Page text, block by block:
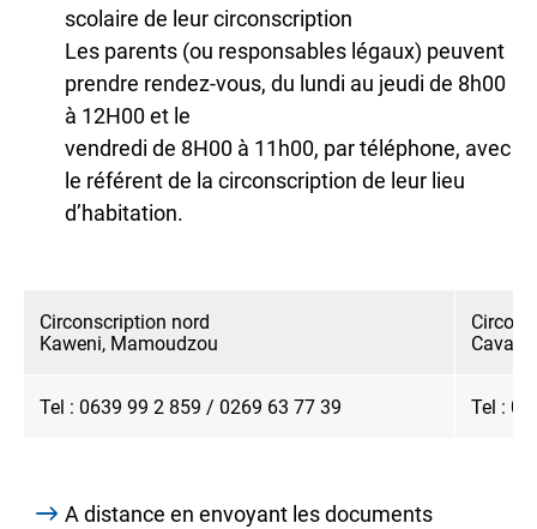
scolaire de leur circonscription
Les parents (ou responsables légaux) peuvent
prendre rendez-vous, du lundi au jeudi de 8h00
à 12H00 et le
vendredi de 8H00 à 11h00, par téléphone, avec
le référent de la circonscription de leur lieu
d’habitation.
Circonscription nord
Kaweni, Mamoudzou
Tel : 0639 99 2 859 / 0269 63 77 39 Tel :
A distance en envoyant les documents